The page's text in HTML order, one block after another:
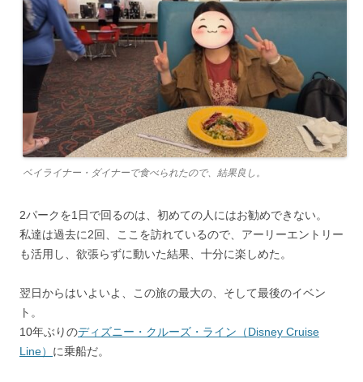
ベイライナー・ダイナーで食べられたので、結果良し。
2パークを1日で回るのは、初めての人にはお勧めできない。
私達は過去に2回、ここを訪れているので、アーリーエントリー
も活用し、欲張らずに動いた結果、十分に楽しめた。
翌日からはいよいよ、この旅の最大の、そして最後のイベン
ト。
10年ぶりのディズニー・クルーズ・ライン（Disney Cruise
Line） に乗船だ。